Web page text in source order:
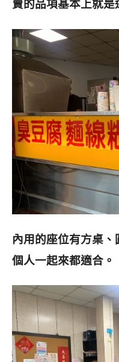
賣的品項基本上就
內用的座位有方桌
個人一起來都適合。